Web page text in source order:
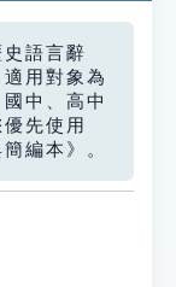
史語言辭
用對象為
中、高中
先使用
編本》。